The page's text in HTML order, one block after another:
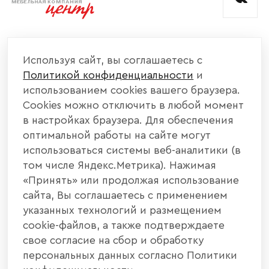
КАТАЛОГ МЕБЕЛИ
ИНФОРМАЦИЯ
НАШИ КОНТАКТЫ
+7 800 700 20 58
440004, г. Пенза, ул. Рябова, д. 31
info@interier-center.ru
Используя сайт, вы соглашаетесь с
Политикой конфиденциальности и
использованием cookies вашего браузера.
Cookies можно отключить в любой момент
в настройках браузера. Для обеспечения
оптимальной работы на сайте могут
использоваться системы веб-аналитики (в
том числе Яндекс.Метрика). Нажимая
«Принять» или продолжая использование
сайта, Вы соглашаетесь с применением
указанных технологий и размещением
cookie-файлов, а также подтверждаете
свое согласие на сбор и обработку
персональных данных согласно Политики